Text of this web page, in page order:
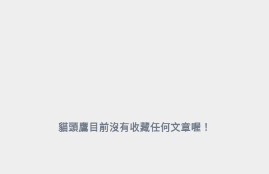
貓頭鷹目前沒有收藏任何文章喔！